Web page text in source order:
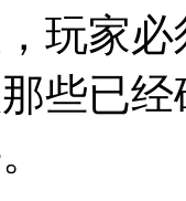
玩家
些已